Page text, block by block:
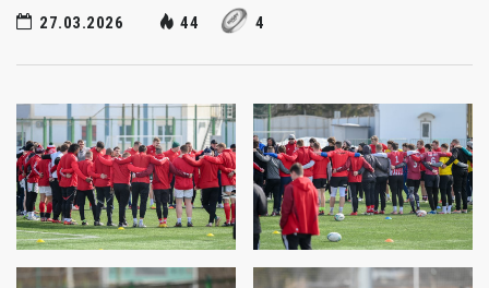
27.03.2026 44 4